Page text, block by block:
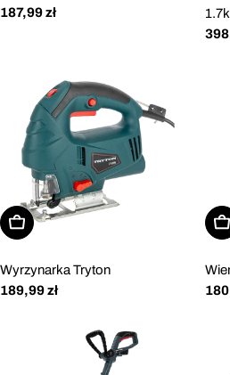
Cena
187,99 zł
Dodaj do koszyka
Wyrzynarka Tryton
Cena
189,99 zł